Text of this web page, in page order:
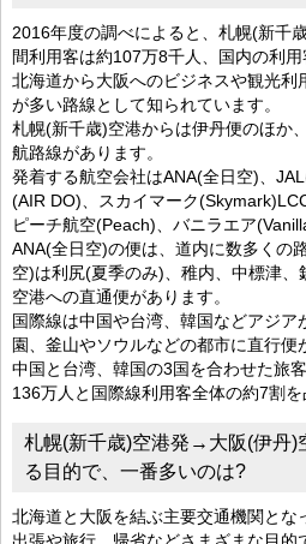
2016年度の調べによると、札幌(新千
間利用客は約107万8千人、国内の利用
北海道から大阪へのビジネスや観光利
が多い路線として知られています。
札幌(新千歳)空港からは伊丹便のほか
航路線があります。
発着する航空会社はANA(全日空)、
(AIR DO)、スカイマーク
ピーチ航空(Peach)、バニラエア
ANA(全日空)の便は、道内に数多くの
空)は利尻(夏季のみ)、稚内、中標津
空港への直通便があります。
国際線は中国や台湾、韓国などアジア
園、釜山やソウルなどの都市に直行便
中国と台湾、韓国の3国を合わせた旅
136万人と国際線利用客全体の約7割を
札幌(新千歳)空港発→大阪(伊丹)
る目的で、一番多いのは?
北海道と大阪を結ぶ主要交通機関とな
出張や旅行、帰省などさまざまな目的